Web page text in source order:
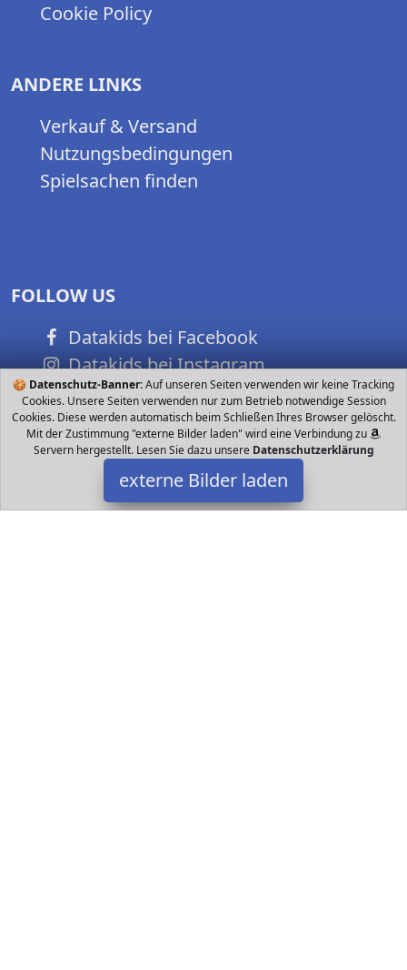
🍪 Datenschutz-Banner:Auf unseren Seiten verwenden wir keine Tracking
Cookies. Unsere Seiten verwenden nur zum Betrieb notwendige Session
Cookies. Diese werden automatisch beim Schließen Ihres Browser gelöscht.
Mit der Zustimmung "externe Bilder laden" wird eine Verbindung zu
Servern hergestellt. Lesen Sie dazu unsere Datenschutzerklärung
externe Bilder laden
Cookie Policy
ANDERE LINKS
Verkauf & Versand
Nutzungsbedingungen
Spielsachen finden
FOLLOW US
Datakids bei Facebook
Datakids bei Instagram
Datakids bei Github